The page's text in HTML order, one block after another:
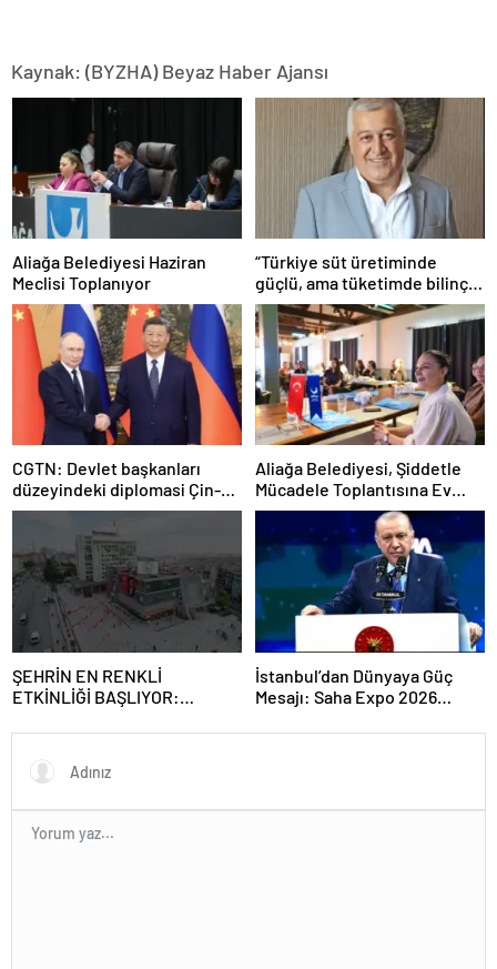
Kaynak: (BYZHA) Beyaz Haber Ajansı
Aliağa Belediyesi Haziran
Meclisi Toplanıyor
“Türkiye süt üretiminde
güçlü, ama tüketimde bilinç
şart”
CGTN: Devlet başkanları
düzeyindeki diplomasi Çin-
Rusya arasındaki büyüyen
ortaklığı güçlendiriyor
Aliağa Belediyesi, Şiddetle
Mücadele Toplantısına Ev
Sahipliği Yaptı
ŞEHRİN EN RENKLİ
ETKİNLİĞİ BAŞLIYOR:
FESTİVALİ” HEYECANI
GAZİOSMANPAŞA’DA
YAŞANACAK
İstanbul’dan Dünyaya Güç
Mesajı: Saha Expo 2026